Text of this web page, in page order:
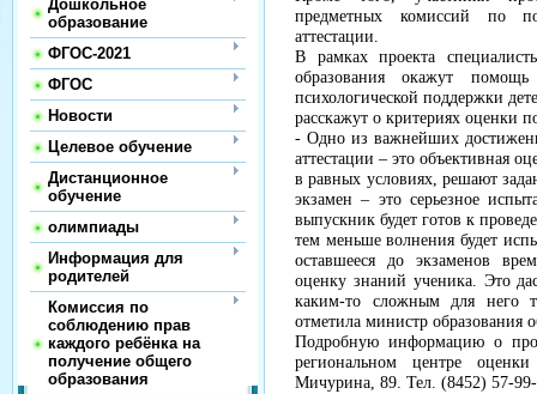
Дошкольное
образование
ФГОС-2021
ФГОС
Новости
Целевое обучение
Дистанционное
обучение
олимпиады
Информация для
родителей
Комиссия по
соблюдению прав
каждого ребёнка на
получение общего
образования
предметных комиссий по
аттестации.
В рамках проекта
образования окажут
психологической поддержки
расскажут о критериях оценки
- Одно из важнейших
аттестации – это объективная
в равных условиях, решают
экзамен – это серьезное
выпускник будет готов к
тем меньше волнения будет
оставшееся до экзаменов
оценку знаний ученика. Это
каким-то сложным для него
отметила министр образования
Подробную информацию о
региональном центре
Мичурина, 89. Тел. (8452) 57-